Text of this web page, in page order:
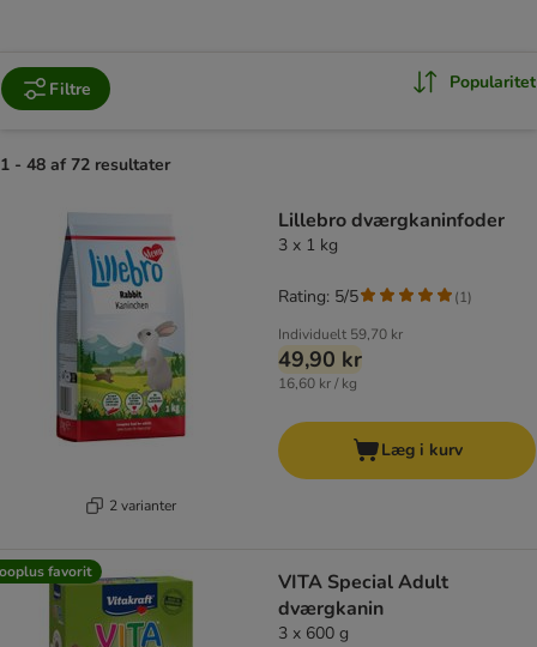
Filtre Popularitet
1 - 48 af 72 resultater
2 varianter
Lillebro dværgkaninfoder
3 x 1 kg
Individuelt 59,70 kr
49,90 kr
16,60 kr / kg
Rating: 5/5 (1)
Læg i kurv
favorit
VITA Special Adult
dværgkanin
3 x 600 g